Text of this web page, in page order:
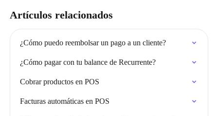
Artículos relacionados
¿Cómo puedo reembolsar un pago a un cliente?
¿Cómo pagar con tu balance de Recurrente?
Cobrar productos en POS
Facturas automáticas en POS